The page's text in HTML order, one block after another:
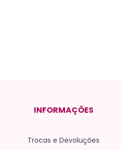
INFORMAÇÕES
Trocas e Devoluções